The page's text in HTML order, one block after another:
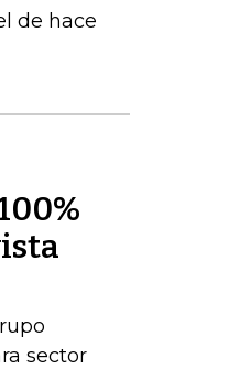
de hace
sector